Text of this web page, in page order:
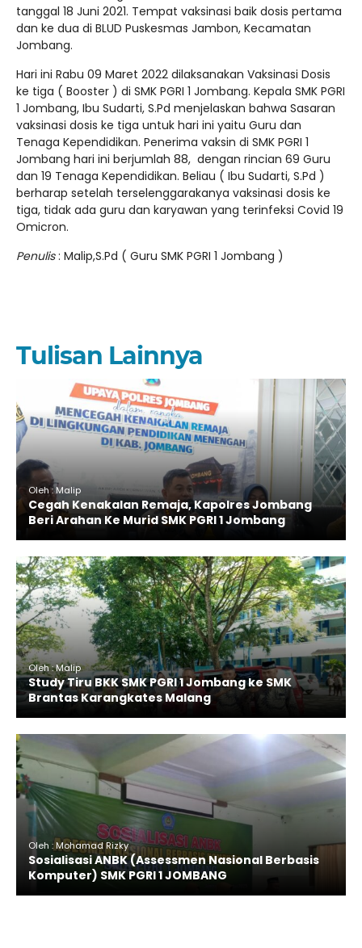
tanggal 18 Juni 2021. Tempat vaksinasi baik dosis pertama
dan ke dua di BLUD Puskesmas Jambon, Kecamatan
Jombang.
Hari ini Rabu 09 Maret 2022 dilaksanakan Vaksinasi Dosis
ke tiga ( Booster ) di SMK PGRI 1 Jombang. Kepala SMK PGRI
1 Jombang, Ibu Sudarti, S.Pd menjelaskan bahwa Sasaran
vaksinasi dosis ke tiga untuk hari ini yaitu Guru dan
Tenaga Kependidikan. Penerima vaksin di SMK PGRI 1
Jombang hari ini berjumlah 88, dengan rincian 69 Guru
dan 19 Tenaga Kependidikan. Beliau ( Ibu Sudarti, S.Pd )
berharap setelah terselenggarakanya vaksinasi dosis ke
tiga, tidak ada guru dan karyawan yang terinfeksi Covid 19
Omicron.
Penulis: Malip,S.Pd ( Guru SMK PGRI 1 Jombang )
Tulisan Lainnya
Oleh : Malip
Cegah Kenakalan Remaja, Kapolres Jombang
Beri Arahan Ke Murid SMK PGRI 1 Jombang
Oleh : Malip
Study Tiru BKK SMK PGRI 1 Jombang ke SMK
Brantas Karangkates Malang
Oleh : Mohamad Rizky
Sosialisasi ANBK (Assessmen Nasional Berbasis
Komputer) SMK PGRI 1 JOMBANG